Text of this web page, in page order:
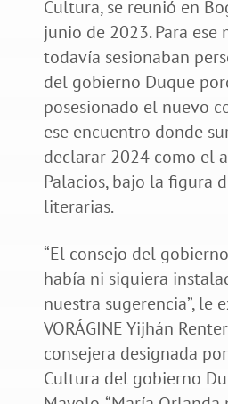
Cultura, se reunió en
junio de 2023. Para ese
todavía sesionaban
del gobierno Duque
posesionado el nuevo
ese encuentro donde
declarar 2024 como el
Palacios, bajo la figura
literarias.
“El consejo del
había ni siquiera
nuestra sugerencia”, le
VORÁGINE Yijhán
consejera designada
Cultura del gobierno